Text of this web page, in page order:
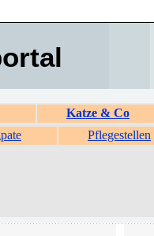
Katze & Co
Pflegestellen